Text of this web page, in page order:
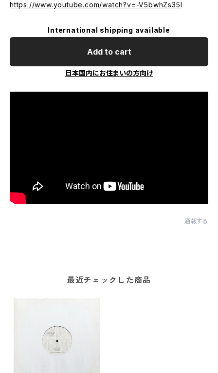
https://www.youtube.com/watch?v=-V5bwhZs35I
International shipping available
Add to cart
日本国内にお住まいの方向け
通報する
最近チェックした商品